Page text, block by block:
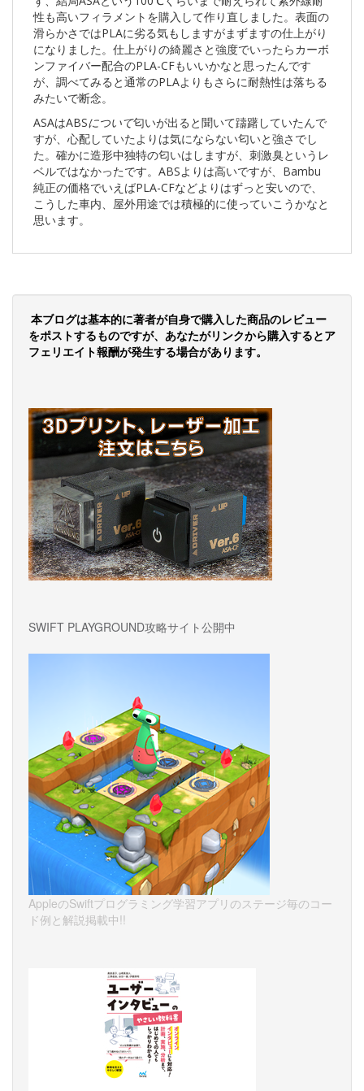
性も高いフィラメントを購入して作り直しました。表面の
滑らかさではPLAに劣る気もしますがまずますの仕上がり
になりました。仕上がりの綺麗さと強度でいったらカーボ
ンファイバー配合のPLA-CFもいいかなと思ったんです
が、調べてみると通常のPLAよりもさらに耐熱性は落ちる
みたいで断念。
ASAはABSについて匂いが出ると聞いて躊躇していたんで
すが、心配していたよりは気にならない匂いと強さでし
た。確かに造形中独特の匂いはしますが、刺激臭というレ
ベルではなかったです。ABSよりは高いですが、Bambu
純正の価格でいえばPLA-CFなどよりはずっと安いので、
こうした車内、屋外用途では積極的に使っていこうかなと
思います。
本ブログは基本的に著者が自身で購入した商品のレビュー
をポストするものですが、あなたがリンクから購入するとア
フェリエイト報酬が発生する場合があります。
SWIFT PLAYGROUND攻略サイト公開中
AppleのSwiftプログラミング学習アプリのステージ毎のコー
ド例と解説掲載中!!